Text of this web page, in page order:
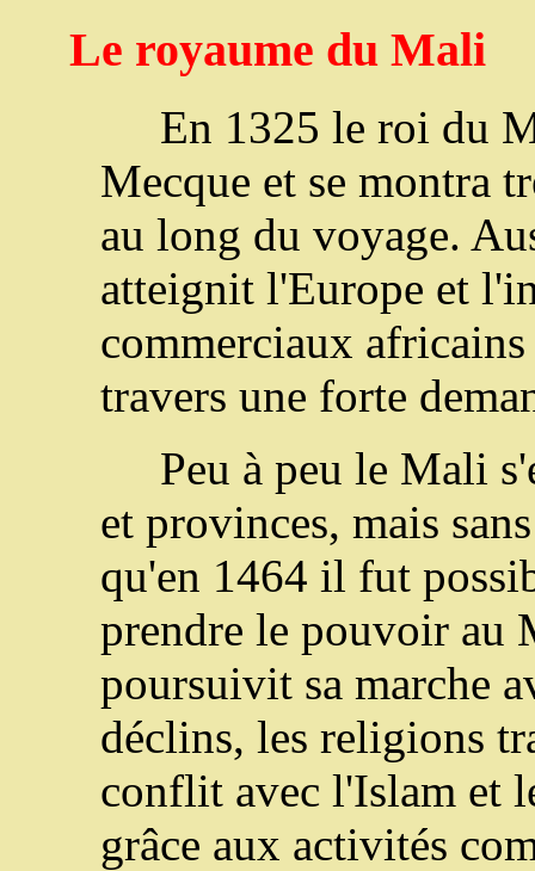
Le royaume du Mali
En 1325 le roi du
Mecque et se montra
au long du voyage.
atteignit l'Europe et
commerciaux
travers une forte
Peu à peu le Mali
et provinces, mais
qu'en 1464 il fut
prendre le pouvoir au
poursuivit sa marche
déclins, les religions
conflit avec l'Islam et
grâce aux activités